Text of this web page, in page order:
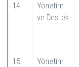
14
Yönetim
ve Destek
15
Yönetim